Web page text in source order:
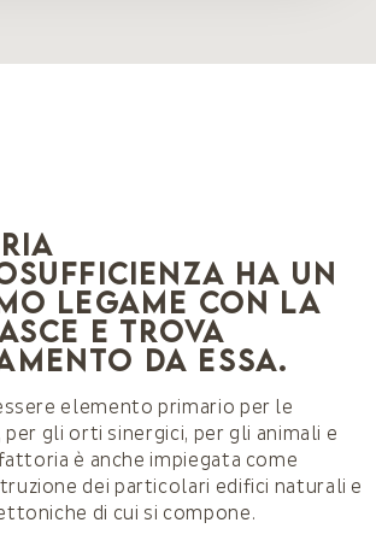
ha un
legame con la
e trova
da essa.
elemento primario per le
gli orti sinergici, per gli animali e
è anche impiegata come
dei particolari edifici naturali e
di cui si compone.